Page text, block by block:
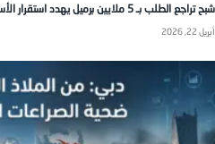
شبح تراجع الطلب بـ 5 ملايين برميل يهدد استقرار الأسواق
أبريل 22, 2026